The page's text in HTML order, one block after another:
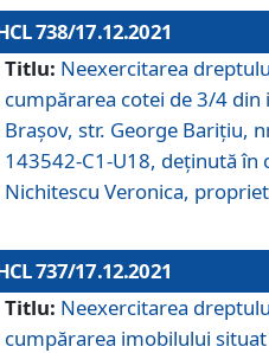
738/17.12.2021
Titlu: Neexercitarea
cumpărarea cotei de 3/4
Braşov, str. George Barițiu,
143542-C1-U18, deținută în
Nichitescu Veronica,
737/17.12.2021
Titlu: Neexercitarea
cumpărarea imobilului